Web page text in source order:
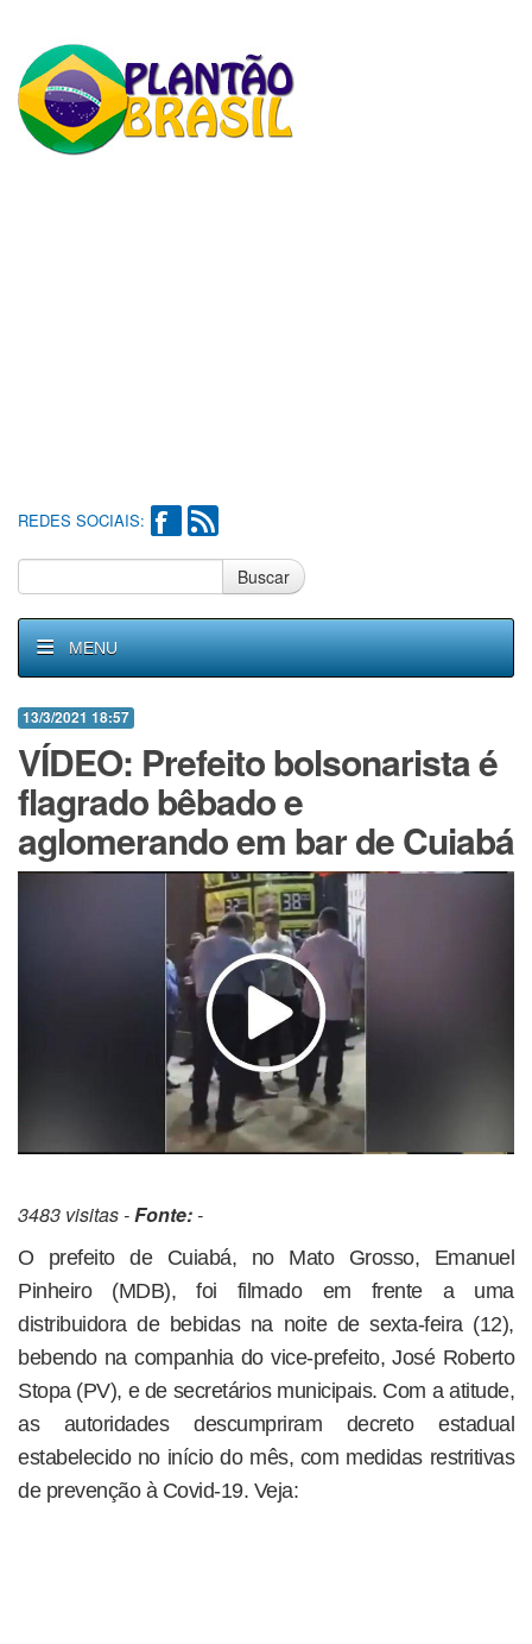
REDES SOCIAIS:
Buscar
MENU
13/3/2021 18:57
VÍDEO: Prefeito bolsonarista é
flagrado bêbado e
aglomerando em bar de Cuiabá
3483 visitas -Fonte:-
O prefeito de Cuiabá, no Mato Grosso, Emanuel
Pinheiro (MDB), foi filmado em frente a uma
distribuidora de bebidas na noite de sexta-feira (12),
bebendo na companhia do vice-prefeito, José Roberto
Stopa (PV), e de secretários municipais. Com a atitude,
as autoridades descumpriram decreto estadual
estabelecido no início do mês, com medidas restritivas
de prevenção à Covid-19. Veja: